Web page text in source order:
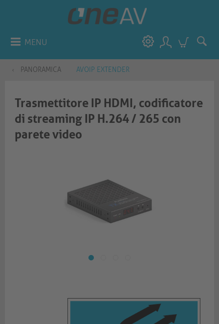
MENU
PANORAMICA AVOIP EXTENDER
Trasmettitore IP HDMI, codificatore
di streaming IP H.264 / 265 con
parete video